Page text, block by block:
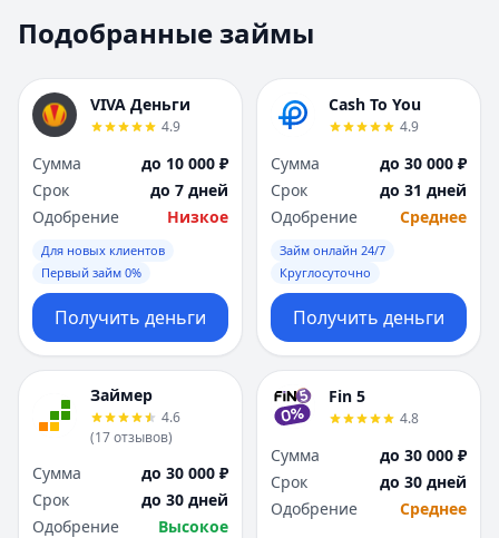
Набережные Челны
Нижний Новгород
Новокузнецк
Новосибирск
Омск
П
Пенза
Пермь
Р
Ростов-на-Дону
Рязань
С
Самара
Санкт-Петербург
Саратов
Набережные
Нижний Новгород
Новокузнецк
Новосибирск
Омск
Оренбург
П
Пенза
Пермь
Р
Ростов-на-Дону
Рязань
С
Самара
Санкт-Петербург
Саратов
Подобранные займы
VIVA Деньги
4.9
Сумма
до 10 000 ₽
Срок
до 7 дней
Одобрение
Низкое
Для новых клиентов
Первый займ 0%
Получить деньги
Cash To You
4.9
Сумма
до 30 000 ₽
Срок
до 31 дней
Одобрение
Среднее
Займ онлайн 24/7
Круглосуточно
Получить деньги
Займер
4.6
(17отзывов)
Сумма
до 30 000 ₽
Срок
до 30 дней
Одобрение
Высокое
Fin 5
4.8
Сумма
до 30 000 ₽
Срок
до 30 дней
Одобрение
Среднее